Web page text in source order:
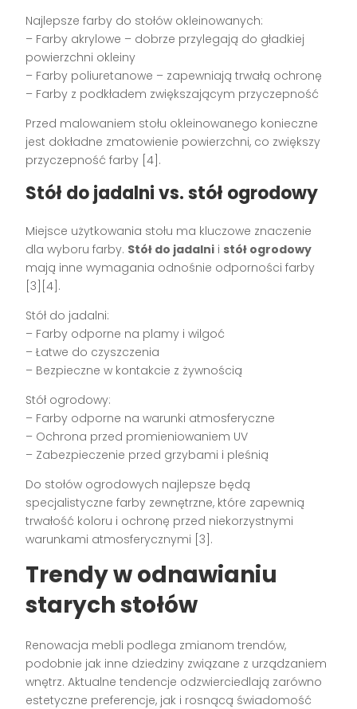
Najlepsze farby do stołów okleinowanych:
– Farby akrylowe – dobrze przylegają do gładkiej
powierzchni okleiny
– Farby poliuretanowe – zapewniają trwałą ochronę
– Farby z podkładem zwiększającym przyczepność
Przed malowaniem stołu okleinowanego konieczne
jest dokładne zmatowienie powierzchni, co zwiększy
przyczepność farby [4].
Stół do jadalni vs. stół ogrodowy
Miejsce użytkowania stołu ma kluczowe znaczenie
dla wyboru farby. Stół do jadalni i stół ogrodowy
mają inne wymagania odnośnie odporności farby
[3][4].
Stół do jadalni:
– Farby odporne na plamy i wilgoć
– Łatwe do czyszczenia
– Bezpieczne w kontakcie z żywnością
Stół ogrodowy:
– Farby odporne na warunki atmosferyczne
– Ochrona przed promieniowaniem UV
– Zabezpieczenie przed grzybami i pleśnią
Do stołów ogrodowych najlepsze będą
specjalistyczne farby zewnętrzne, które zapewnią
trwałość koloru i ochronę przed niekorzystnymi
warunkami atmosferycznymi [3].
Trendy w odnawianiu
starych stołów
Renowacja mebli podlega zmianom trendów,
podobnie jak inne dziedziny związane z urządzaniem
wnętrz. Aktualne tendencje odzwierciedlają zarówno
estetyczne preferencje, jak i rosnącą świadomość